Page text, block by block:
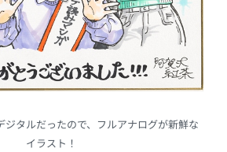
ジタルだったので、フルアナログが新鮮な
イラスト！